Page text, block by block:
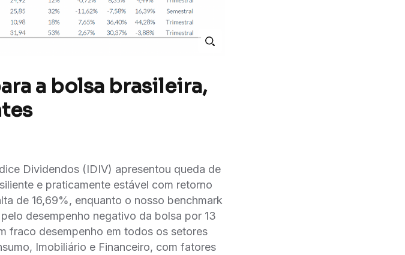
a bolsa brasileira,
Dividendos (IDIV) apresentou queda de
e praticamente estável com retorno
de 16,69%, enquanto o nosso benchmark
desempenho negativo da bolsa por 13
fraco desempenho em todos os setores
Imobiliário e Financeiro, com fatores